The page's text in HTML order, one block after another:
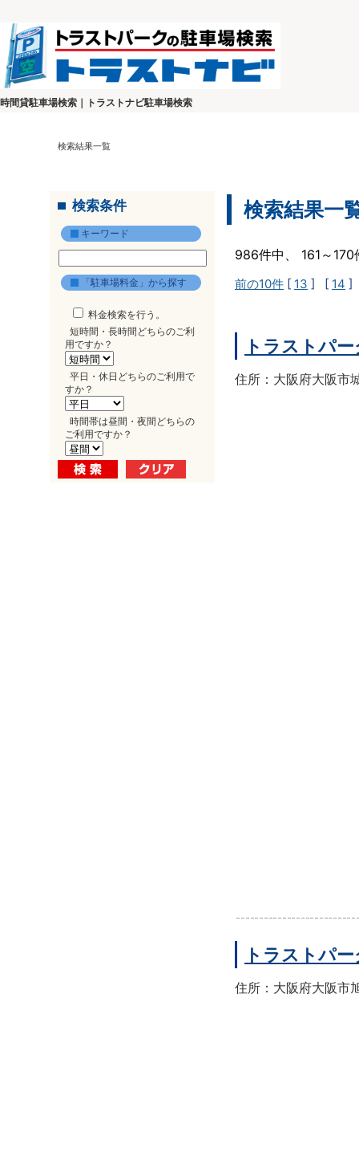
時間貸駐車場検索｜トラストナビ駐車場検索
検索結果一覧
検索条件
キーワード
「駐車場料金」から探す
料金検索を行う。
短時間・長時間どちらのご利
用ですか？
平日・休日どちらのご利用で
すか？
時間帯は昼間・夜間どちらの
ご利用ですか？
検索結果一
986件中、 161～
前の10件 [ 13 ] [ 14 ]
トラストパ
住所：大阪府大阪市
トラストパ
住所：大阪府大阪市